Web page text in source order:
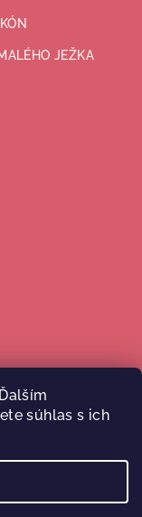
súhlas s ich
JEŽKA